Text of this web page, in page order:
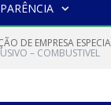
DE EMPRESA
– COMBUSTIVEL